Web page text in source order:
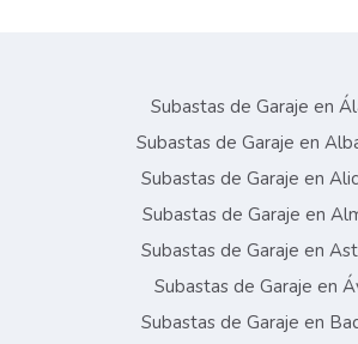
Subastas de Garaje en
Subastas de Garaje en
Subastas de Garaje en
Subastas de Garaje en
Subastas de Garaje en
Subastas de Garaje en
Subastas de Garaje en